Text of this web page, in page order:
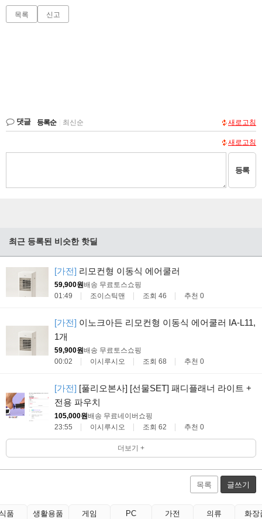
목록 신고
댓글 등록순 최신순 새로고침
새로고침
등록
최근 등록된 비슷한 핫딜
[가전] 리모컨형 이동식 에어쿨러
59,900원배송 무료토스쇼핑
01:49
조이스틱맨 조회 46 추천 0
[가전] 이노크아든 리모컨형 이동식 에어쿨러 IA-L11,
1개
59,900원배송 무료토스쇼핑
00:02
이시루시오 조회 68 추천 0
[가전] [풀리오본사] [선물SET] 패디플래너 라이트 +
전용 파우치
105,000원배송 무료네이버쇼핑
23:55
이시루시오 조회 62 추천 0
더보기 +
목록 글쓰기
품 생활용품 게임 PC 가전 의류 화장